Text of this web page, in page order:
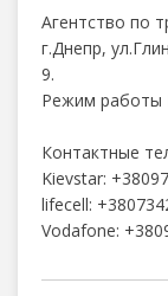
Агентство по
г.Днепр,
9.
Режим работы
Контактные
Kievstar:
lifecell:
Vodafone: